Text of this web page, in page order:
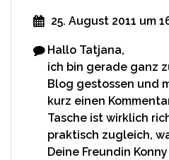
25. August 2011 um
Hallo Tatjana,
ich bin gerade ganz
Blog gestossen und
kurz einen
Tasche ist wirklich
praktisch zugleich,
Deine Freundin